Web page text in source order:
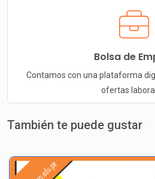
Bolsa de
Contamos con una plataforma
ofertas
También te puede gustar